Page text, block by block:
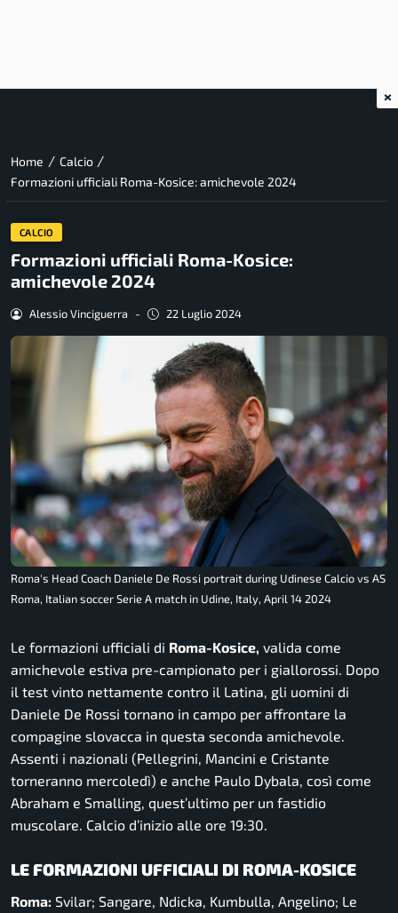
Home / Calcio /
Formazioni ufficiali Roma-Kosice: amichevole 2024
CALCIO
Formazioni ufficiali Roma-Kosice:
amichevole 2024
Alessio Vinciguerra - 22 Luglio 2024
Roma's Head Coach Daniele De Rossi portrait during Udinese Calcio vs AS
Roma, Italian soccer Serie A match in Udine, Italy, April 14 2024
Le formazioni ufficiali di Roma-Kosice, valida come
amichevole estiva pre-campionato per i giallorossi. Dopo
il test vinto nettamente contro il Latina, gli uomini di
Daniele De Rossi tornano in campo per affrontare la
compagine slovacca in questa seconda amichevole.
Assenti i nazionali (Pellegrini, Mancini e Cristante
torneranno mercoledì) e anche Paulo Dybala, così come
Abraham e Smalling, quest’ultimo per un fastidio
muscolare. Calcio d’inizio alle ore 19:30.
LE FORMAZIONI UFFICIALI DI ROMA-KOSICE
Roma: Svilar; Sangare, Ndicka, Kumbulla, Angelino; Le
×